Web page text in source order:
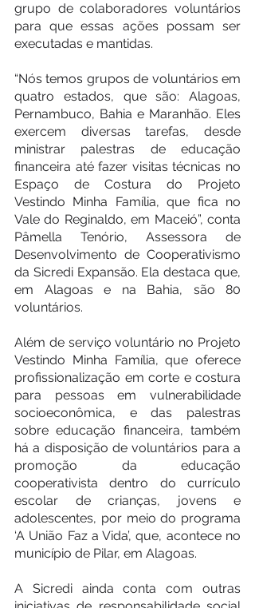
grupo de colaboradores voluntários
para que essas ações possam ser
executadas e mantidas.
“Nós temos grupos de voluntários em
quatro estados, que são: Alagoas,
Pernambuco, Bahia e Maranhão. Eles
exercem diversas tarefas, desde
ministrar palestras de educação
financeira até fazer visitas técnicas no
Espaço de Costura do Projeto
Vestindo Minha Família, que fica no
Vale do Reginaldo, em Maceió”, conta
Pâmella Tenório, Assessora de
Desenvolvimento de Cooperativismo
da Sicredi Expansão. Ela destaca que,
em Alagoas e na Bahia, são 80
voluntários.
Além de serviço voluntário no Projeto
Vestindo Minha Família, que oferece
profissionalização em corte e costura
para pessoas em vulnerabilidade
socioeconômica, e das palestras
sobre educação financeira, também
há a disposição de voluntários para a
promoção da educação
cooperativista dentro do currículo
escolar de crianças, jovens e
adolescentes, por meio do programa
‘A União Faz a Vida’, que, acontece no
município de Pilar, em Alagoas.
A Sicredi ainda conta com outras